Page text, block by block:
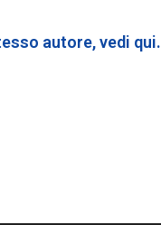
autore, vedi qui.